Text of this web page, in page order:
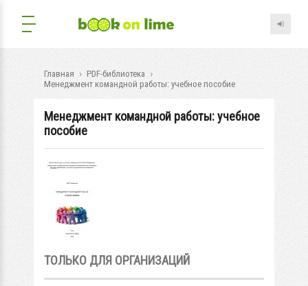
Главная
PDF-библиотека
Менеджмент командной работы: учебное пособие
Менеджмент командной работы: учебное
пособие
ТОЛЬКО ДЛЯ ОРГАНИЗАЦИЙ